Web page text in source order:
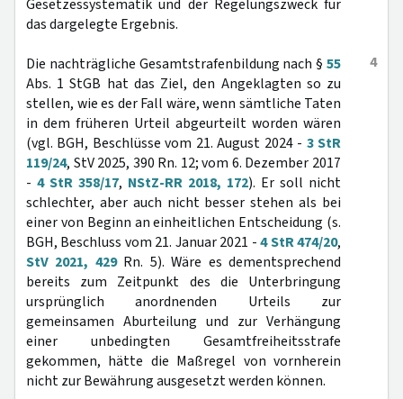
Gesetzessystematik und der Regelungszweck für
das dargelegte Ergebnis.
4
Die nachträgliche Gesamtstrafenbildung nach § 55
Abs. 1 StGB hat das Ziel, den Angeklagten so zu
stellen, wie es der Fall wäre, wenn sämtliche Taten
in dem früheren Urteil abgeurteilt worden wären
(vgl. BGH, Beschlüsse vom 21. August 2024 - 3 StR
119/24, StV 2025, 390 Rn. 12; vom 6. Dezember 2017
- 4 StR 358/17, NStZ-RR 2018, 172). Er soll nicht
schlechter, aber auch nicht besser stehen als bei
einer von Beginn an einheitlichen Entscheidung (s.
BGH, Beschluss vom 21. Januar 2021 -4 StR 474/20,
StV 2021, 429Rn. 5). Wäre es dementsprechend
bereits zum Zeitpunkt des die Unterbringung
ursprünglich anordnenden Urteils zur
gemeinsamen Aburteilung und zur Verhängung
einer unbedingten Gesamtfreiheitsstrafe
gekommen, hätte die Maßregel von vornherein
nicht zur Bewährung ausgesetzt werden können.